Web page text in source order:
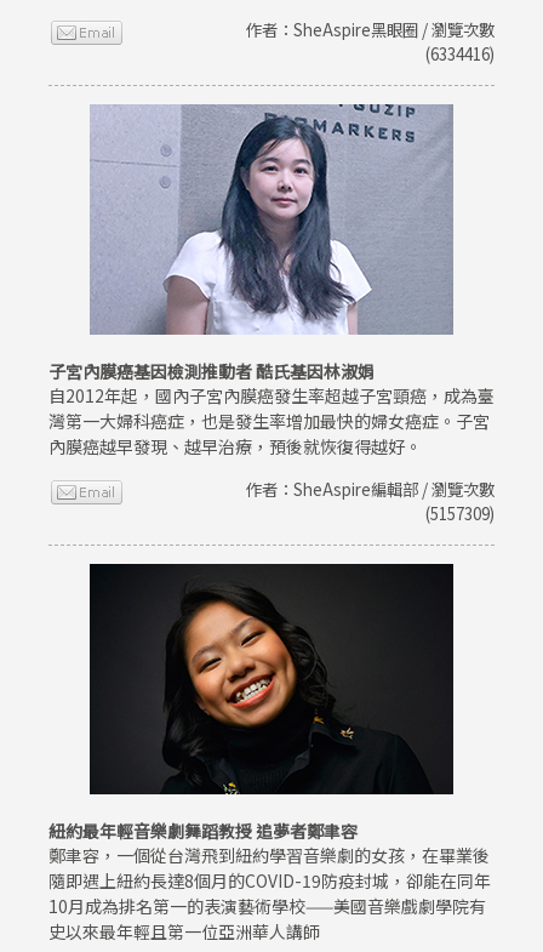
作者：SheAspire黑眼圈 / 瀏覽次數
(6334416)
子宮內膜癌基因檢測推動者 酷氏基因林淑娟
自2012年起，國內子宮內膜癌發生率超越子宮頸癌，成為臺
灣第一大婦科癌症，也是發生率增加最快的婦女癌症。子宮
內膜癌越早發現、越早治療，預後就恢復得越好。
作者：SheAspire編輯部 / 瀏覽次數
(5157309)
紐約最年輕音樂劇舞蹈教授 追夢者鄭聿容
鄭聿容，一個從台灣飛到紐約學習音樂劇的女孩，在畢業後
隨即遇上紐約長達8個月的COVID-19防疫封城，卻能在同年
10月成為排名第一的表演藝術學校——美國音樂戲劇學院有
史以來最年輕且第一位亞洲華人講師